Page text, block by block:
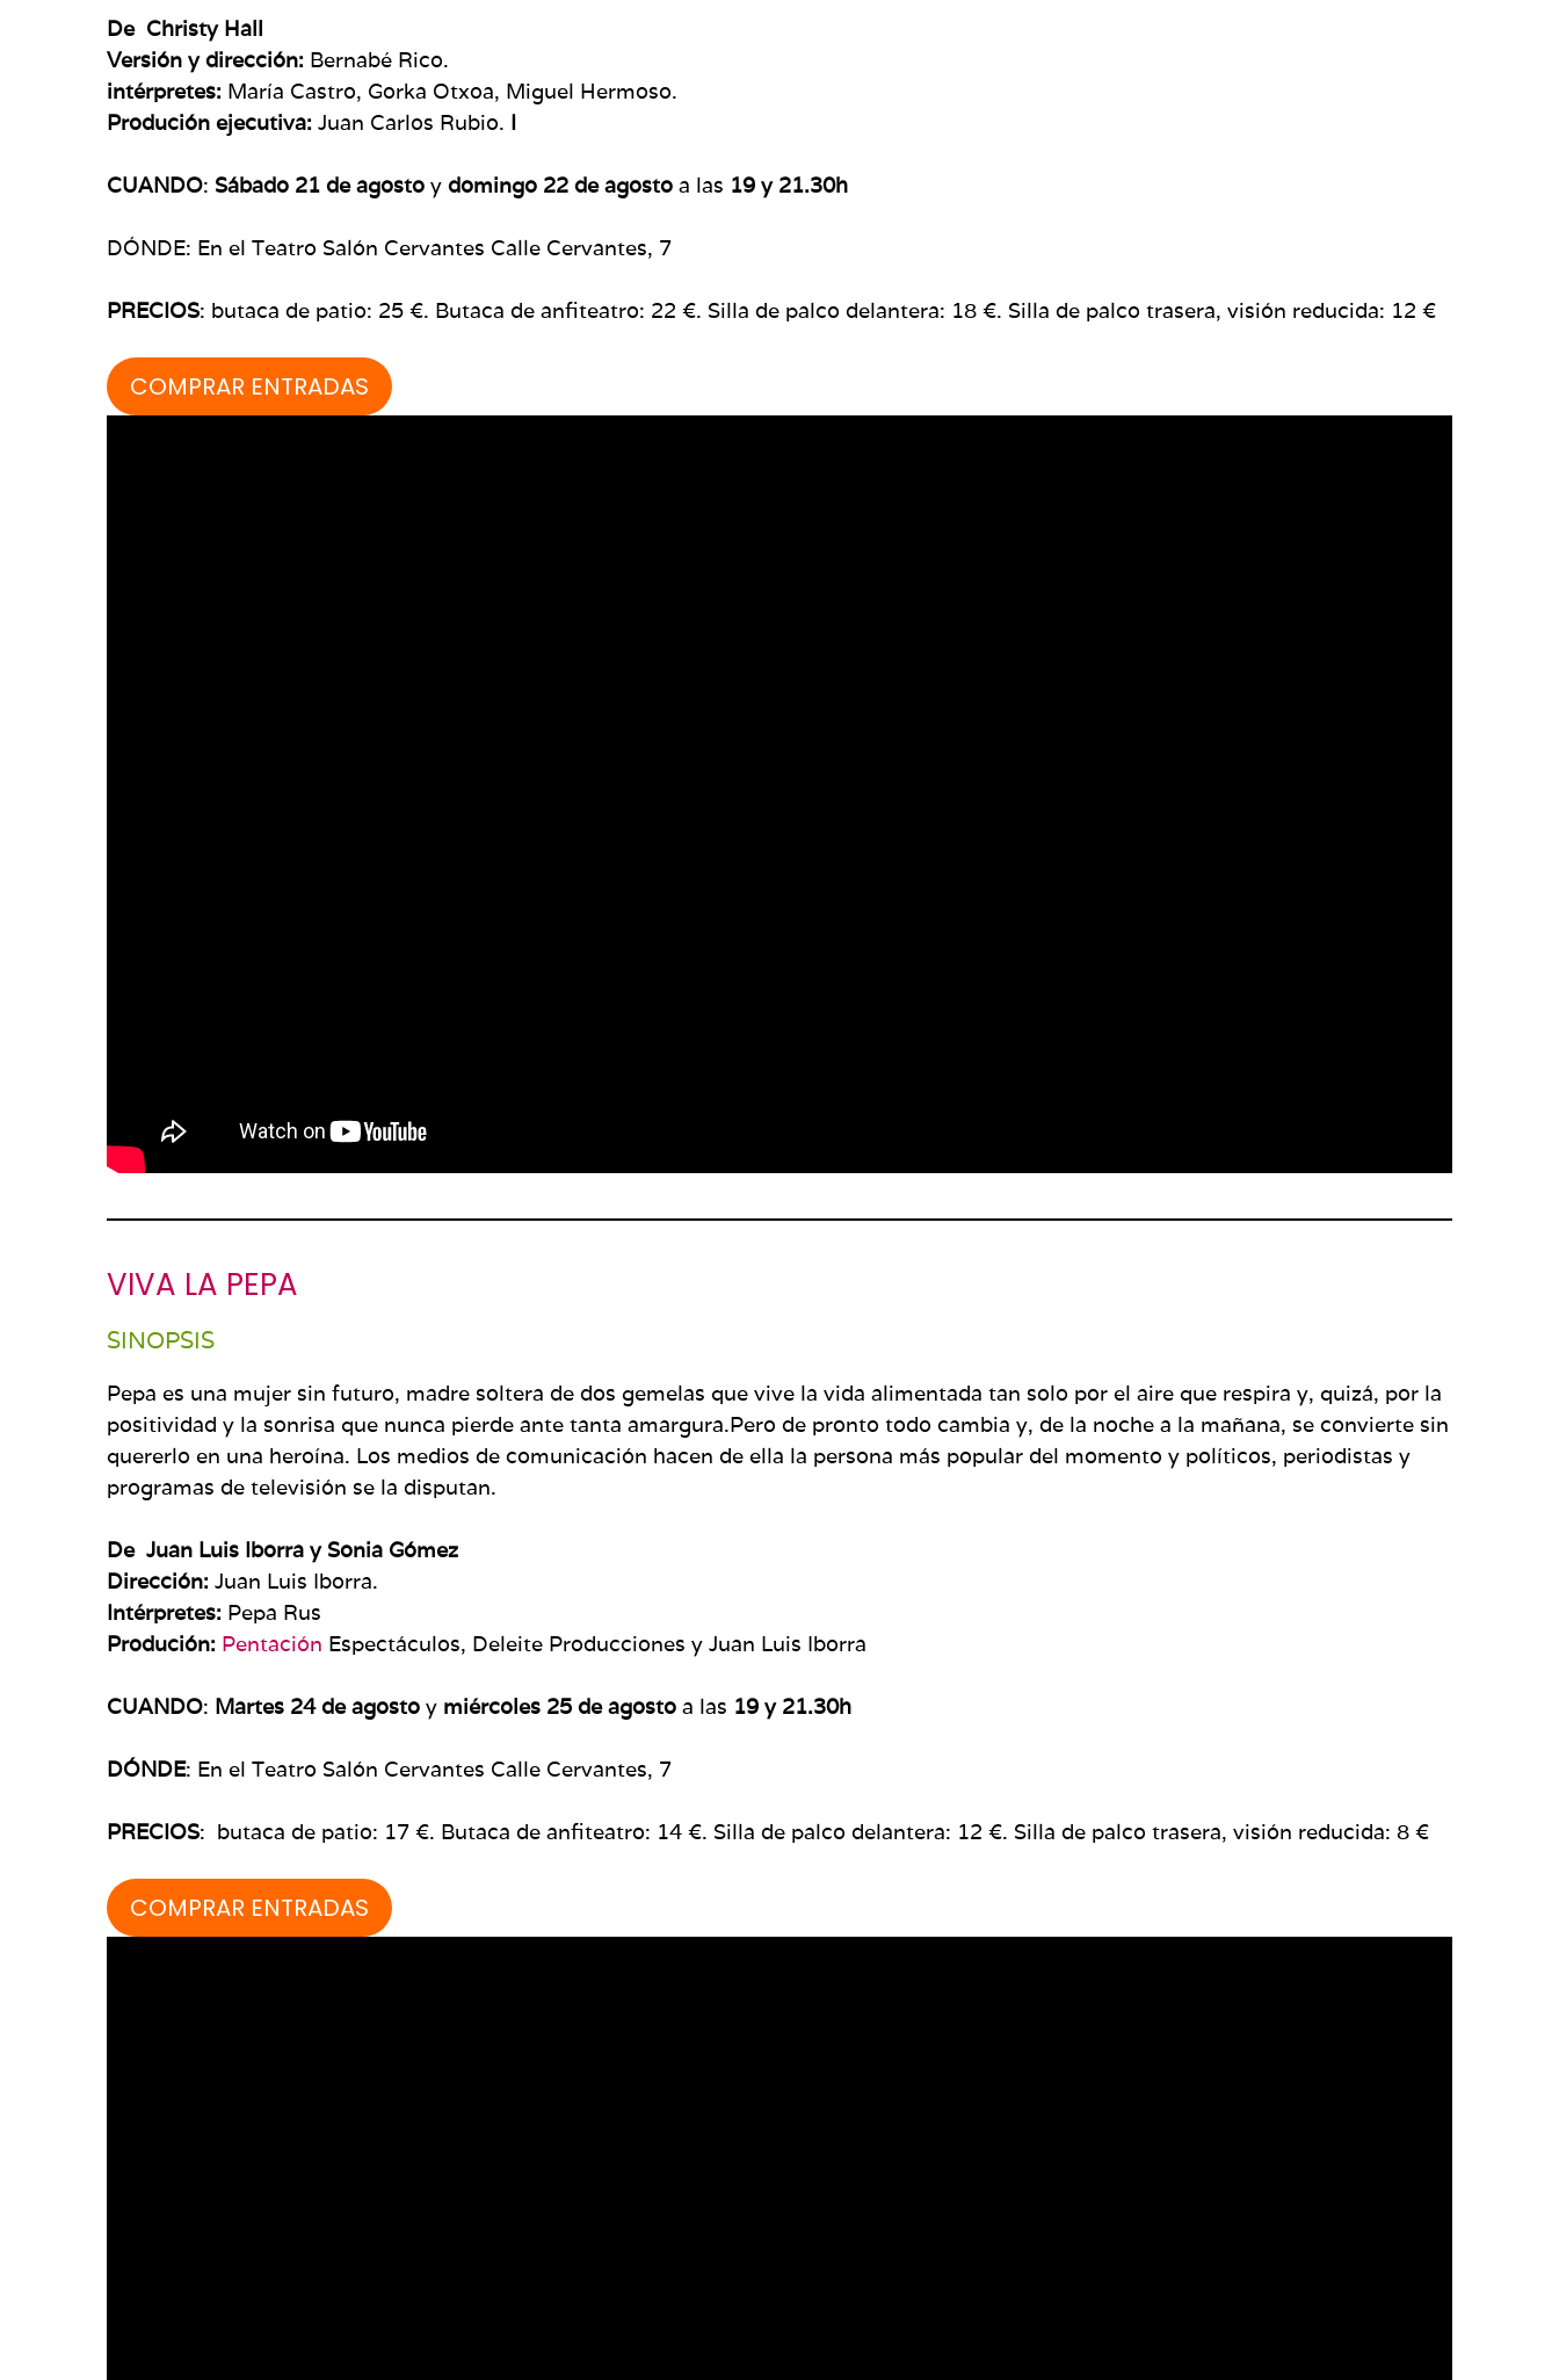
De Christy Hall
Versión y dirección: Bernabé Rico.
intérpretes: María Castro, Gorka Otxoa, Miguel Hermoso.
Produción ejecutiva: Juan Carlos Rubio. I
CUANDO: Sábado 21 de agosto y domingo 22 de agosto a las 19 y 21.30h
DÓNDE: En el Teatro Salón Cervantes Calle Cervantes, 7
PRECIOS: butaca de patio: 25 €. Butaca de anfiteatro: 22 €. Silla de palco delantera: 18 €. Silla de palco trasera, visión reducida: 12 €
COMPRAR ENTRADAS
VIVA LA PEPA
SINOPSIS
Pepa es una mujer sin futuro, madre soltera de dos gemelas que vive la vida alimentada tan solo por el aire que respira y, quizá, por la
positividad y la sonrisa que nunca pierde ante tanta amargura.Pero de pronto todo cambia y, de la noche a la mañana, se convierte sin
quererlo en una heroína. Los medios de comunicación hacen de ella la persona más popular del momento y políticos, periodistas y
programas de televisión se la disputan.
De Juan Luis Iborra y Sonia Gómez
Dirección: Juan Luis Iborra.
Intérpretes: Pepa Rus
Produción: Pentación Espectáculos, Deleite Producciones y Juan Luis Iborra
CUANDO: Martes 24 de agosto y miércoles 25 de agosto a las 19 y 21.30h
DÓNDE: En el Teatro Salón Cervantes Calle Cervantes, 7
PRECIOS: butaca de patio: 17 €. Butaca de anfiteatro: 14 €. Silla de palco delantera: 12 €. Silla de palco trasera, visión reducida: 8 €
COMPRAR ENTRADAS